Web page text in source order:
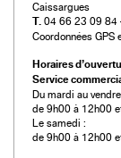
Caissargues
T. 04 66 23 09 84
Coordonnées
Horaires
Service
Du mardi au
de 9h00 à 12h00
Le samedi :
de 9h00 à 12h00